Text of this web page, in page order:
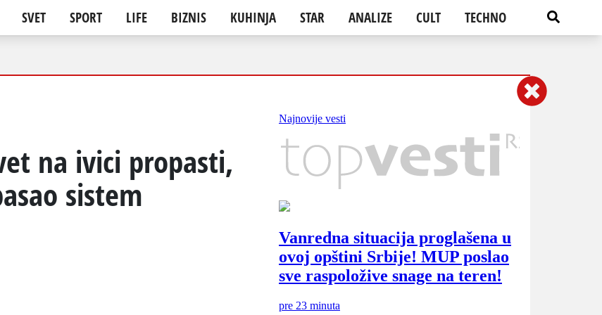
SVET SPORT LIFE BIZNIS KUHINJA STAR ANALIZE CULT TECHNO
na ivici propasti,
sistem